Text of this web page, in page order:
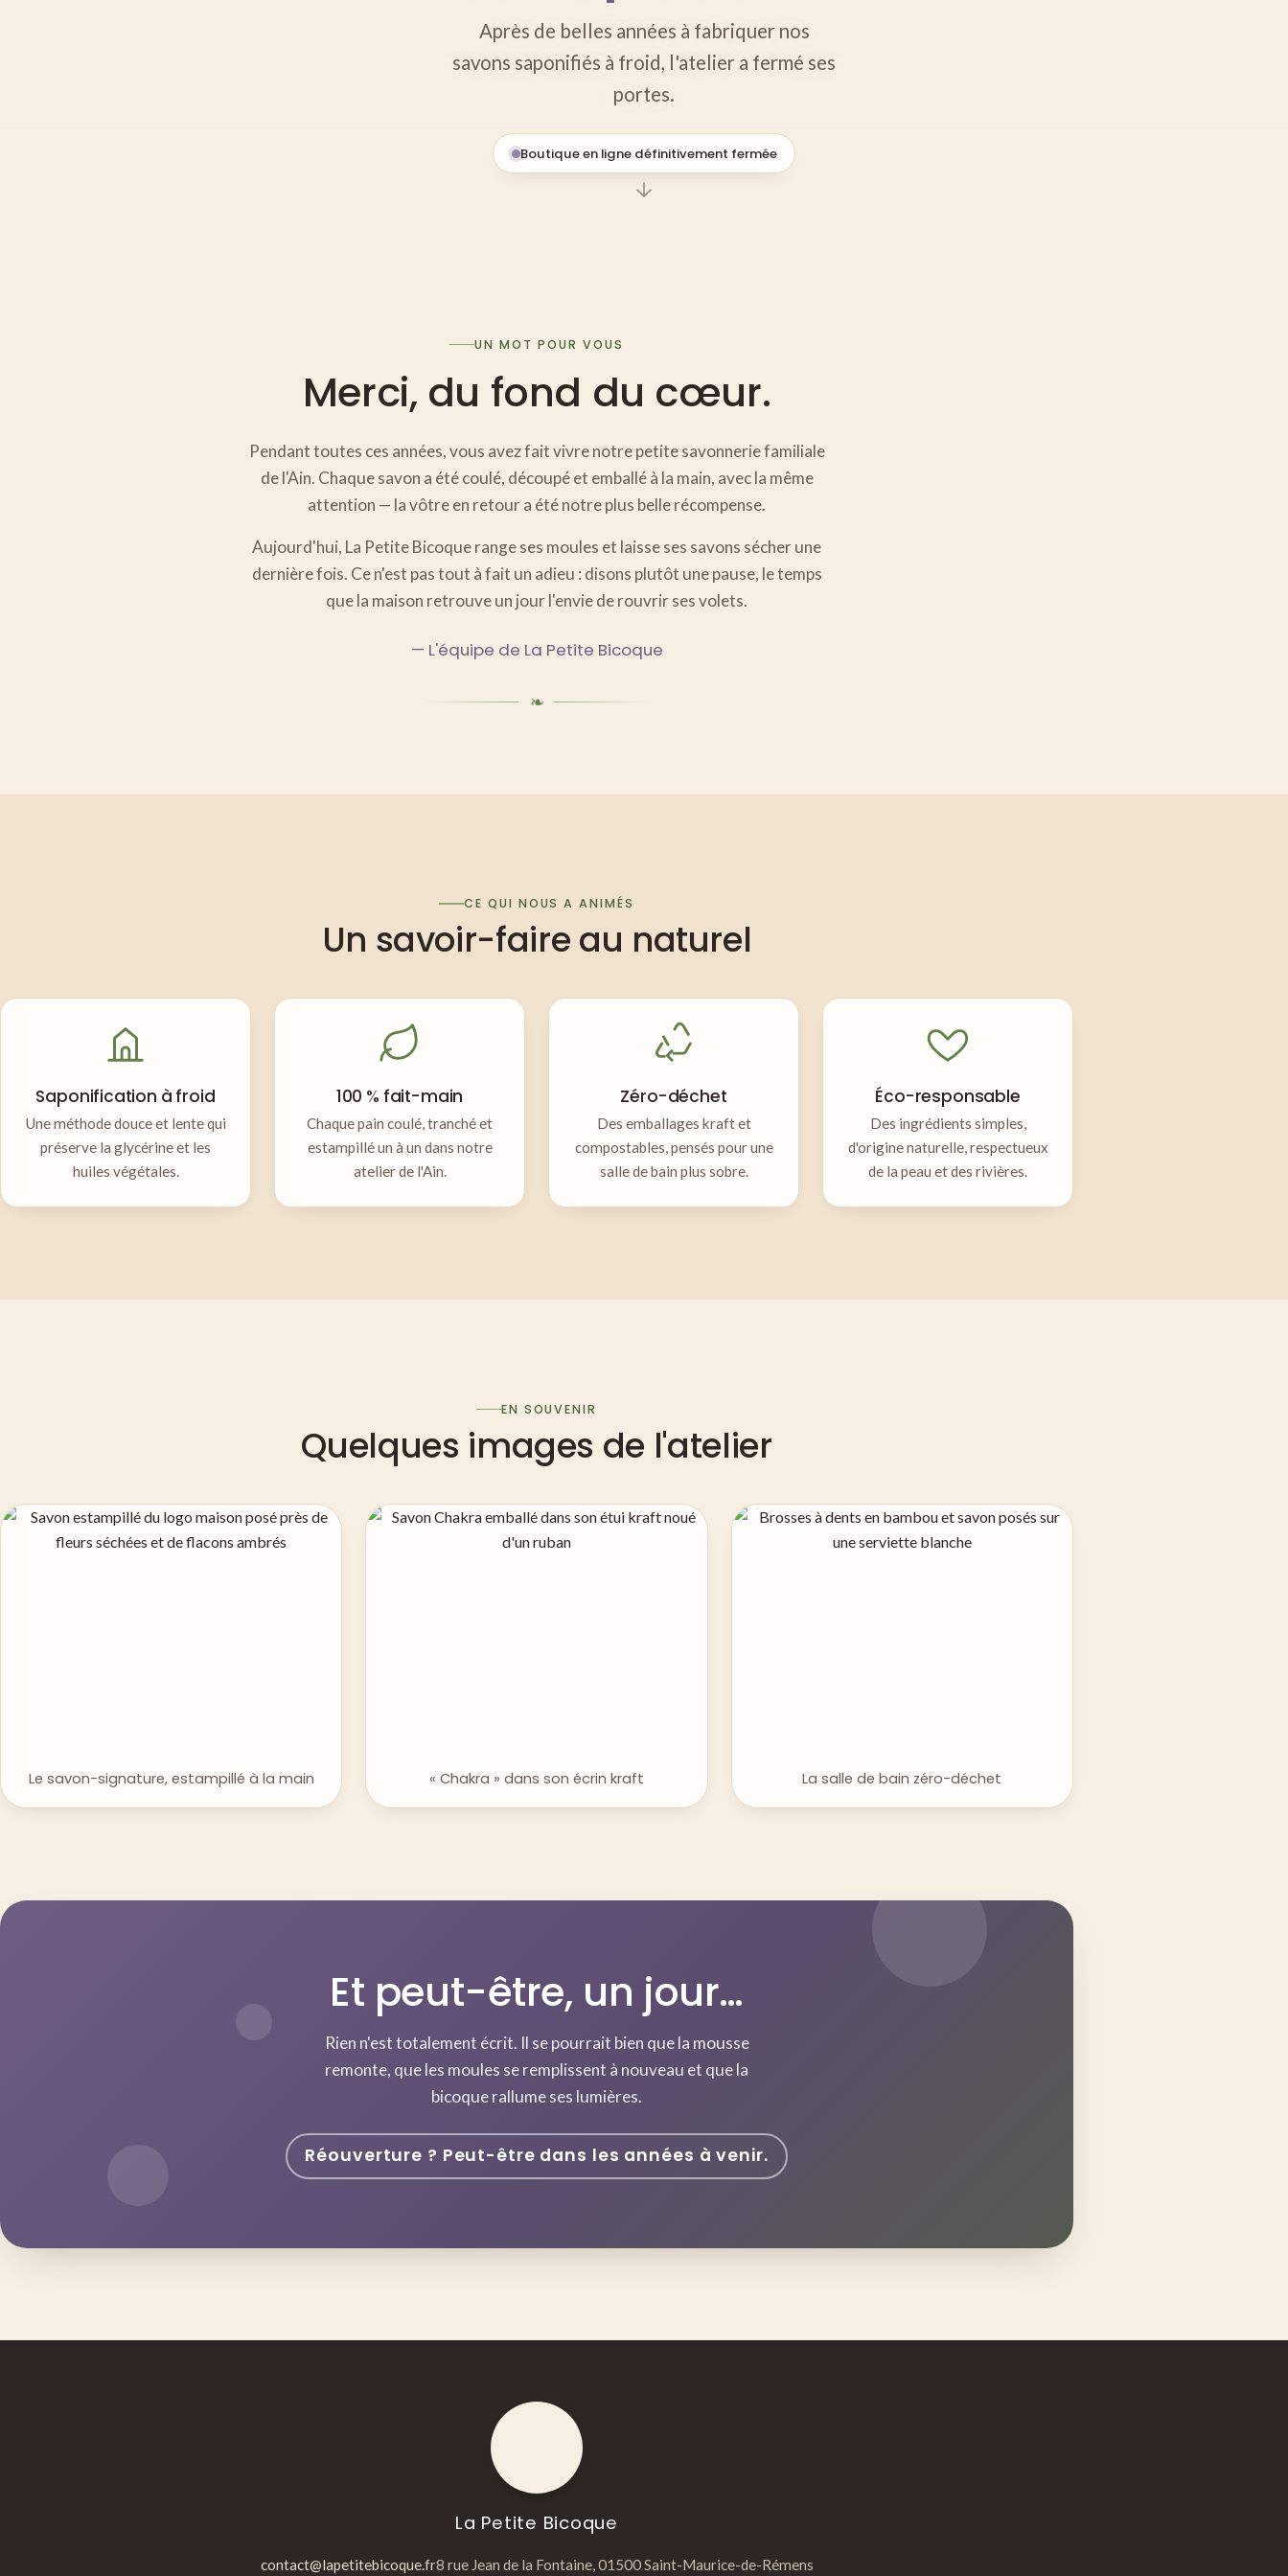
Après de belles années à fabriquer nos
savons saponifiés à froid, l'atelier a fermé ses
portes.
Boutique en ligne définitivement fermée
UN MOT POUR VOUS
Merci, du fond du cœur.
Pendant toutes ces années, vous avez fait vivre notre petite savonnerie familiale
de l'Ain. Chaque savon a été coulé, découpé et emballé à la main, avec la même
attention — la vôtre en retour a été notre plus belle récompense.
Aujourd'hui, La Petite Bicoque range ses moules et laisse ses savons sécher une
dernière fois. Ce n'est pas tout à fait un adieu : disons plutôt une pause, le temps
que la maison retrouve un jour l'envie de rouvrir ses volets.
— L'équipe de La Petite Bicoque
CE QUI NOUS A ANIMÉS
Un savoir-faire au naturel
Saponification à froid
Une méthode douce et lente qui
préserve la glycérine et les
huiles végétales.
100 % fait-main
Chaque pain coulé, tranché et
estampillé un à un dans notre
atelier de l'Ain.
Zéro-déchet
Des emballages kraft et
compostables, pensés pour une
salle de bain plus sobre.
Éco-responsable
Des ingrédients simples,
d'origine naturelle, respectueux
de la peau et des rivières.
EN SOUVENIR
Quelques images de l'atelier
Le savon-signature, estampillé à la main « Chakra » dans son écrin kraft La salle de bain zéro-déchet
Et peut-être, un jour…
Rien n'est totalement écrit. Il se pourrait bien que la mousse
remonte, que les moules se remplissent à nouveau et que la
bicoque rallume ses lumières.
Réouverture ? Peut-être dans les années à venir.
La Petite Bicoque
contact@lapetitebicoque.fr8 rue Jean de la Fontaine, 01500 Saint-Maurice-de-Rémens